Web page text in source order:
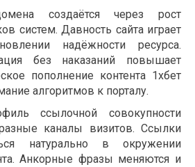
создаётся через рост
систем. Давность сайта играет
надёжности ресурса.
без наказаний повышает
пополнение контента 1хбет
алгоритмов к порталу.
ссылочной совокупности
каналы визитов. Ссылки
натурально в окружении
Анкорные фразы меняются и